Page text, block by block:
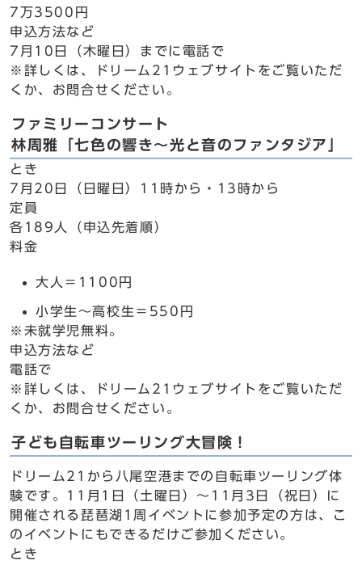
7万3500円
申込方法など
7月10日（木曜日）までに電話で
※詳しくは、ドリーム21ウェブサイトをご覧いただ
くか、お問合せください。
ファミリーコンサート
林周雅「七色の響き～光と音のファンタジア」
とき
7月20日（日曜日）11時から・13時から
定員
各189人（申込先着順）
料金
大人＝1100円
小学生～高校生＝550円
※未就学児無料。
申込方法など
電話で
※詳しくは、ドリーム21ウェブサイトをご覧いただ
くか、お問合せください。
子ども自転車ツーリング大冒険！
ドリーム21から八尾空港までの自転車ツーリング体
験です。11月1日（土曜日）～11月3日（祝日）に
開催される琵琶湖1周イベントに参加予定の方は、こ
のイベントにもできるだけご参加ください。
とき